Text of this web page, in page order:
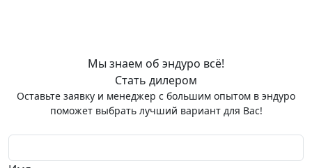
Мы знаем об эндуро всё!
Стать дилером
Оставьте заявку и менеджер с большим опытом в эндуро
поможет выбрать лучший вариант для Вас!